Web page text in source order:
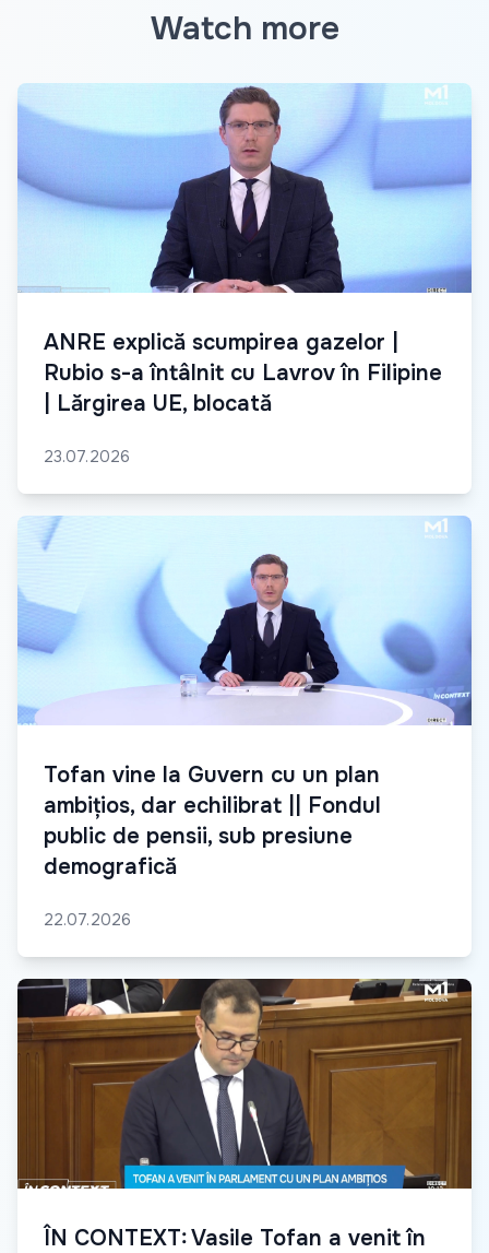
Watch more
ANRE explică scumpirea gazelor |
Rubio s-a întâlnit cu Lavrov în Filipine
| Lărgirea UE, blocată
23.07.2026
Tofan vine la Guvern cu un plan
ambițios, dar echilibrat || Fondul
public de pensii, sub presiune
demografică
22.07.2026
ÎN CONTEXT: Vasile Tofan a venit în